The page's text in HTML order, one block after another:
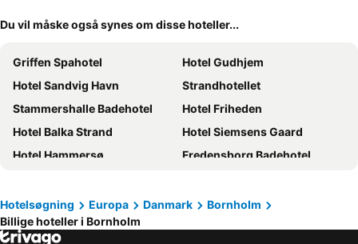
Du vil måske også synes om disse hoteller...
Griffen Spahotel
Hotel Gudhjem
Hotel Sandvig Havn
Strandhotellet
Stammershalle Badehotel
Hotel Friheden
Hotel Balka Strand
Hotel Siemsens Gaard
Hotel Hammersø
Fredensborg Badehotel
Hotel Klippen
Hotel Skovly
Hotel GSH
Hotelsøgning Europa Danmark
Bornholm
Billige hoteller i Bornholm